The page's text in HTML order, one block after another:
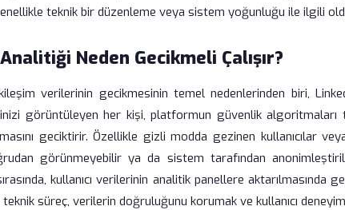
teknik bir düzenleme veya sistem yoğunluğu ile ilgili
Neden Gecikmeli Çalışır?
verilerinin gecikmesinin temel nedenlerinden biri,
görüntüleyen her kişi, platformun güvenlik algoritmaları
geciktirir. Özellikle gizli modda gezinen kullanıcılar
görünmeyebilir ya da sistem tarafından
kullanıcı verilerinin analitik panellere aktarılmasında
süreç, verilerin doğruluğunu korumak ve kullanıcı